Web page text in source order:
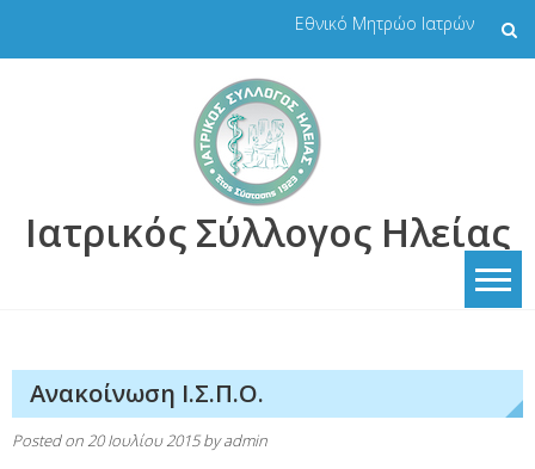
Εθνικό Μητρώο Ιατρών
Ιατρικός Σύλλογος Ηλείας
Aνακοίνωση Ι.Σ.Π.Ο.
Posted on 20 Ιουλίου 2015byadmin